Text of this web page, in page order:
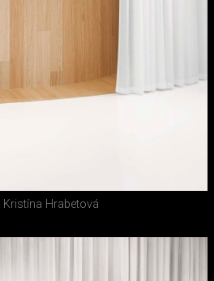
Kristína Hrabetová